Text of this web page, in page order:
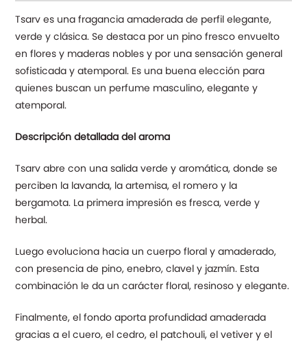
Tsarv es una fragancia amaderada de perfil elegante,
verde y clásica. Se destaca por un pino fresco envuelto
en flores y maderas nobles y por una sensación general
sofisticada y atemporal. Es una buena elección para
quienes buscan un perfume masculino, elegante y
atemporal.
Descripción detallada del aroma
Tsarv abre con una salida verde y aromática, donde se
perciben la lavanda, la artemisa, el romero y la
bergamota. La primera impresión es fresca, verde y
herbal.
Luego evoluciona hacia un cuerpo floral y amaderado,
con presencia de pino, enebro, clavel y jazmín. Esta
combinación le da un carácter floral, resinoso y elegante.
Finalmente, el fondo aporta profundidad amaderada
gracias a el cuero, el cedro, el patchouli, el vetiver y el